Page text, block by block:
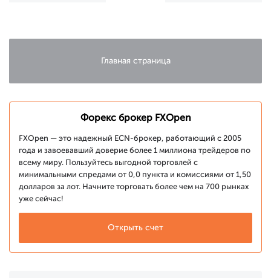
Главная страница
Форекс брокер FXOpen
FXOpen — это надежный ECN-брокер, работающий с 2005
года и завоевавший доверие более 1 миллиона трейдеров по
всему миру. Пользуйтесь выгодной торговлей с
минимальными спредами от 0,0 пункта и комиссиями от 1,50
долларов за лот. Начните торговать более чем на 700 рынках
уже сейчас!
Открыть счет